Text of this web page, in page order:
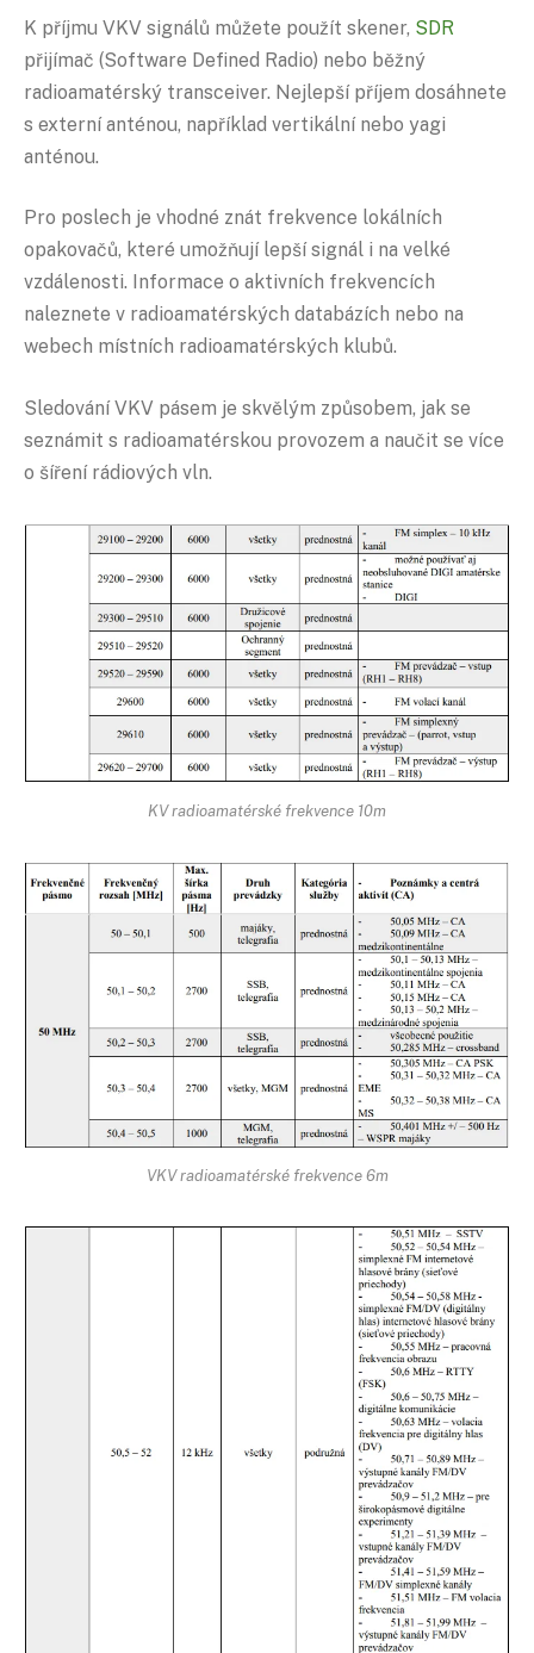
K příjmu VKV signálů můžete použít skener, SDR
přijímač (Software Defined Radio) nebo běžný
radioamatérský transceiver. Nejlepší příjem dosáhnete
s externí anténou, například vertikální nebo yagi
anténou.
Pro poslech je vhodné znát frekvence lokálních
opakovačů, které umožňují lepší signál i na velké
vzdálenosti. Informace o aktivních frekvencích
naleznete v radioamatérských databázích nebo na
webech místních radioamatérských klubů.
Sledování VKV pásem je skvělým způsobem, jak se
seznámit s radioamatérskou provozem a naučit se více
o šíření rádiových vln.
KV radioamatérské frekvence 10m
VKV radioamatérské frekvence 6m